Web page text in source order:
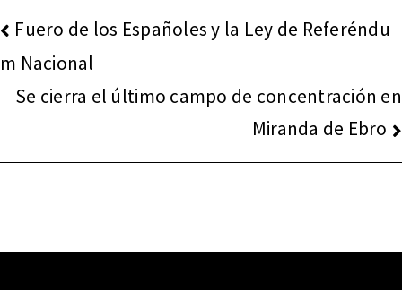
Arquite
(pos)mo
derna
a, 1965-
NAVEGACIÓN
DE
ENTRADAS
Fuero de los Españoles y la Ley de Referéndu
m Nacional
Se cierra el último campo de concentración en
Miranda de Ebro